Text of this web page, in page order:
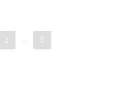
2 ... 5